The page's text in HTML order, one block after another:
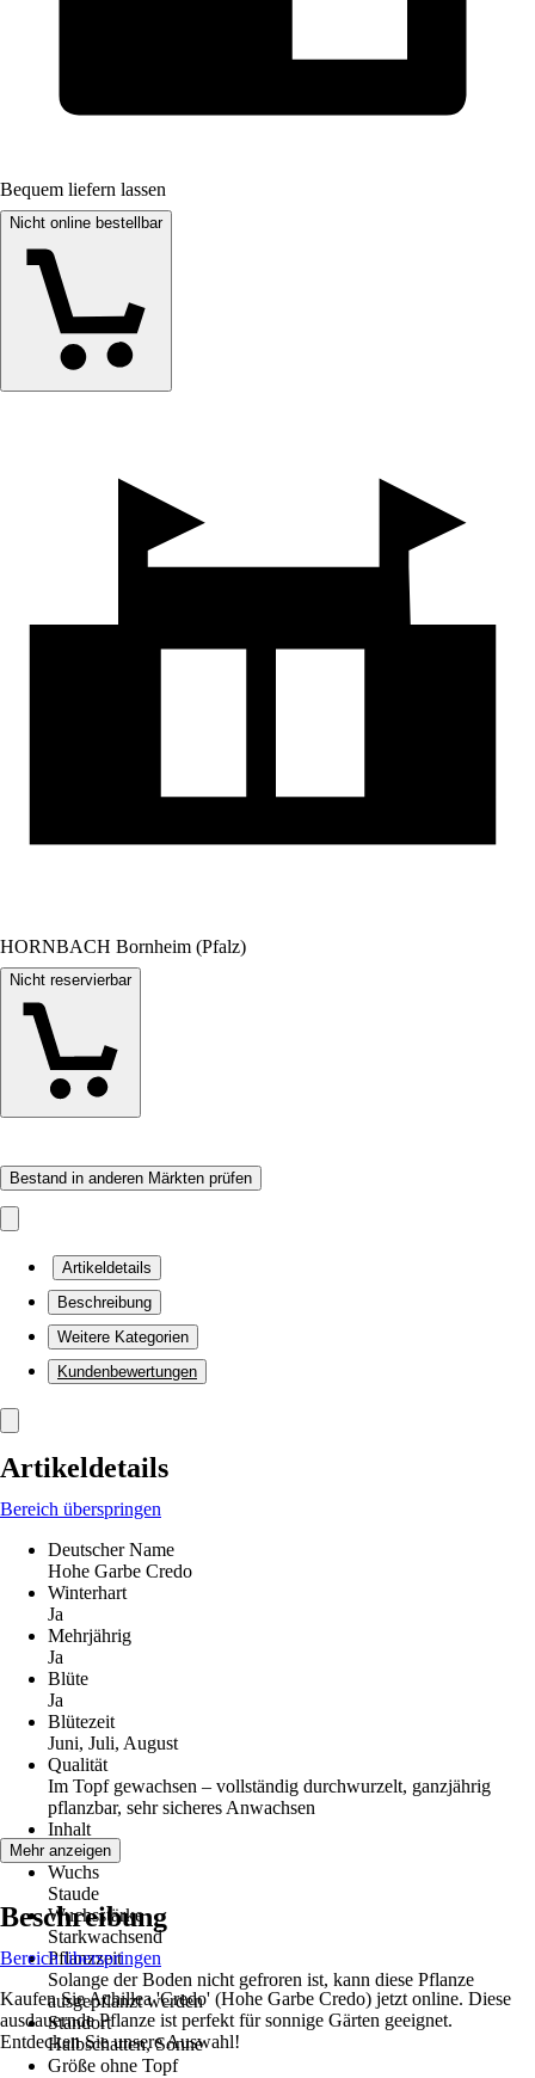
Bequem liefern lassen
Nicht online bestellbar
HORNBACH Bornheim (Pfalz)
Nicht reservierbar
Bestand in anderen Märkten prüfen
Artikeldetails
Beschreibung
Weitere Kategorien
Kundenbewertungen
Artikeldetails
Bereich überspringen
Deutscher Name
Hohe Garbe Credo
Winterhart
Ja
Mehrjährig
Ja
Blüte
Ja
Blütezeit
Juni, Juli, August
Qualität
Im Topf gewachsen – vollständig durchwurzelt, ganzjährig
pflanzbar, sehr sicheres Anwachsen
Inhalt
6 Stück
Wuchs
Staude
Wuchsstärke
Starkwachsend
Pflanzzeit
Solange der Boden nicht gefroren ist, kann diese Pflanze
ausgepflanzt werden
Standort
Halbschatten, Sonne
Größe ohne Topf
Mehr anzeigen
Beschreibung
Bereich überspringen
Kaufen Sie Achillea 'Credo' (Hohe Garbe Credo) jetzt online. Diese
ausdauernde Pflanze ist perfekt für sonnige Gärten geeignet.
Entdecken Sie unsere Auswahl!